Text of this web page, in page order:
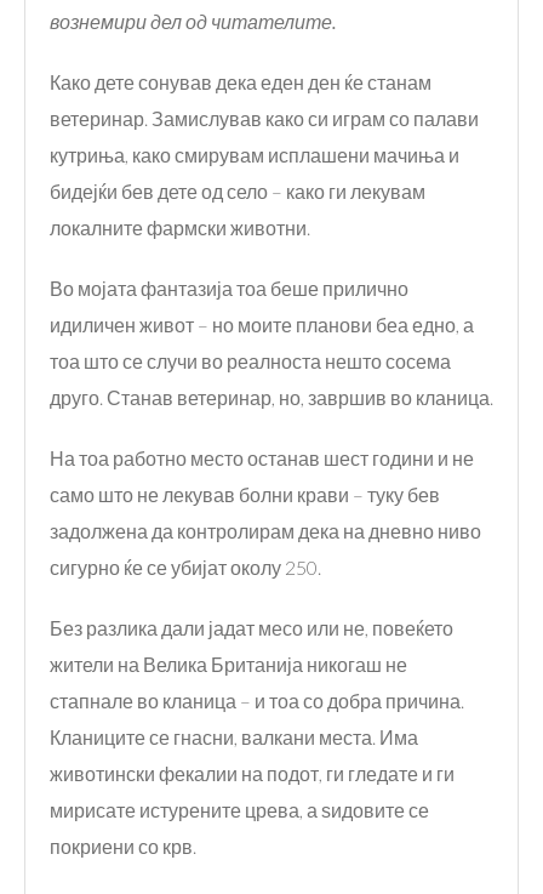
вознемири дел од читателите.
Како дете сонував дека еден ден ќе станам
ветеринар. Замислував како си играм со палави
кутриња, како смирувам исплашени мачиња и
бидејќи бев дете од село – како ги лекувам
локалните фармски животни.
Во мојата фантазија тоа беше прилично
идиличен живот – но моите планови беа едно, а
тоа што се случи во реалноста нешто сосема
друго. Станав ветеринар, но, завршив во кланица.
На тоа работно место останав шест години и не
само што не лекував болни крави – туку бев
задолжена да контролирам дека на дневно ниво
сигурно ќе се убијат околу 250.
Без разлика дали јадат месо или не, повеќето
жители на Велика Британија никогаш не
стапнале во кланица – и тоа со добра причина.
Кланиците се гнасни, валкани места. Има
животински фекалии на подот, ги гледате и ги
мирисате истурените црева, а ѕидовите се
покриени со крв.